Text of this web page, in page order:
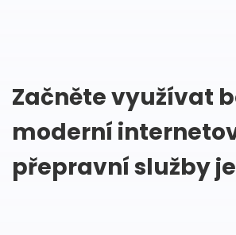
Začněte využívat
moderní
přepravní služby